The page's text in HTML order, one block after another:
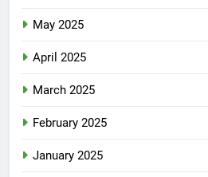
May 2025
April 2025
March 2025
February 2025
January 2025